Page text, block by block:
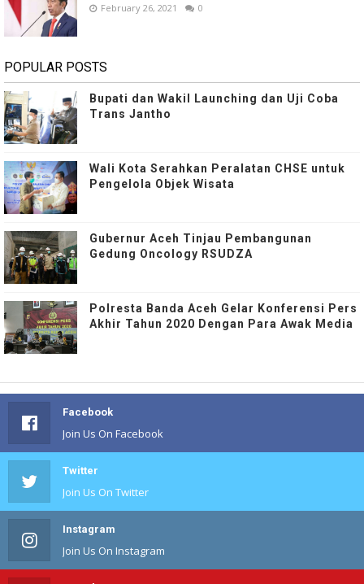
February 26, 2021 0
POPULAR POSTS
Bupati dan Wakil Launching dan Uji Coba
Trans Jantho
Wali Kota Serahkan Peralatan CHSE untuk
Pengelola Objek Wisata
Gubernur Aceh Tinjau Pembangunan
Gedung Oncology RSUDZA
Polresta Banda Aceh Gelar Konferensi Pers
Akhir Tahun 2020 Dengan Para Awak Media
Facebook
Join Us On Facebook
Twitter
Join Us On Twitter
Instagram
Join Us On Instagram